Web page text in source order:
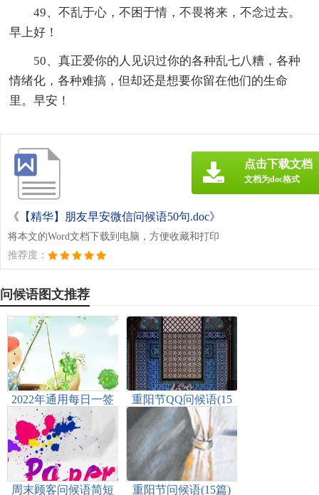
49、不乱于心，不困于情，不畏将来，不念过去。
早上好！
50、真正爱你的人见识过你的各种乱七八糟，各种
情绪化，各种难搞，但却还是想要你留在他们的生命
里。早安！
《【精华】朋友早安微信问候语50句.doc》
将本文的Word文档下载到电脑，方便收藏和打印
推荐度：
点击下载文档
文档为doc格式
问候语图文推荐
2022年通用每日一签
早安问候语合集58句
重阳节QQ问候语(15
篇)
周末顾客问候语简短 重阳节问候语(15篇)